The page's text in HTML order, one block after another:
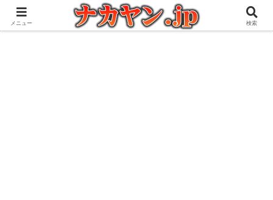
アウトドアとガジェット好きな管理人の愉快な日々を綴るブログ
メニュー 検索